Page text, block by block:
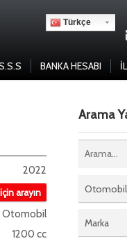
Türkçe
BANKA HESABI
2022
arayın
Otomobil
1200 cc
Arama
Otomobil
Marka